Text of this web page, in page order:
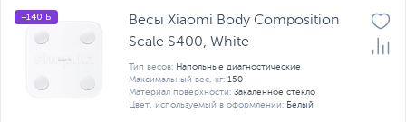
+140 Б
Весы Xiaomi Body Composition
Scale S400, White
Тип весов: Напольные диагностические
Максимальный вес, кг: 150
Материал поверхности: Закаленное стекло
Цвет, используемый в оформлении: Белый